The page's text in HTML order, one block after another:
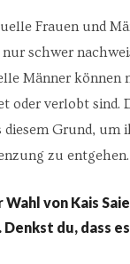
Frauen und
schwer
Männer können
oder verlobt
diesem Grund,
zu entgehen.
Wahl von Kais
du, dass